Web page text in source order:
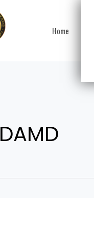
Home
DAMD